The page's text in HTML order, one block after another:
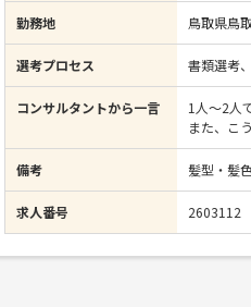
勤務地 鳥取県鳥
選考プロセス 書類選考
コンサルタントから一言
1人～2人
また、こ
備考 髪型・髪
求人番号 2603112